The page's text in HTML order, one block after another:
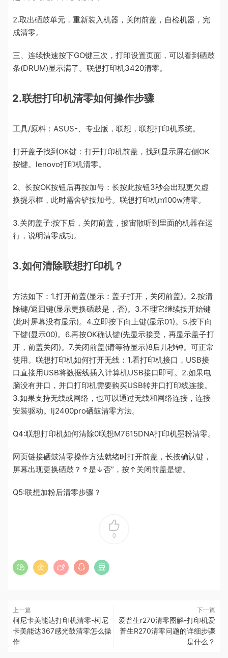
2.取出硒鼓单元，重新装入机器，关闭前盖，自检机器，完
成清零。
三、连续快速按下GO键三次，打印设置页面，可以看到硒鼓
条(DRUM)显示满了。联想打印机3420清零。
2.联想打印机清零如何操作步骤
工具/原料：ASUS-、专业版，联想，联想打印机系统。
打开盖子找到OK键：打开打印机前盖，找到显示屏右侧OK
按键。lenovo打印机清零。
2、长按OK按钮后再按加号：长按此按钮3秒会出现更欠虚
换提示框，此时需舍铲按加号。联想打印机m100w清零。
3.关闭盖子:按下后，关闭前盖，披宙散听到里面的机器在运
行，说明清零成功。
3.如何清除联想打印机？
方法如下：1.打开前盖(显示：盖子打开，关闭前盖)。2.按清
除键/返回键(显示更换硒鼓是，否)。3.不理它继续按开始键
(此时屏幕没有显示)。4.立即按下向上键(显示01)。5.按下向
下键(显示00)。6.再按OK确认键(先显示接受，再显示盖子打
开，前盖关闭)。7.关闭前盖(请等待显示)8后几秒钟。可正常
使用。联想打印机如何打开无线：1.看打印机接口，USB接
口直接用USB将数据线插入计算机USB接口即可。2.如果电
脑没有并口，并口打印机需要购买USB转并口打印线连接。
3.如果支持无线或网络，也可以通过无线和网络连接，连接
安装驱动。lj2400pro硒鼓清零方法。
Q4:联想打印机如何清除0联想M7615DNA打印机墨粉清零。
网页链接硒鼓清零操作方法就绪时打开前盖，长按确认键，
屏幕出现更换硒鼓？↑是↓否”，按↑关闭前盖是键。
Q5:联想加粉后清零步骤？
0
上一篇
柯尼卡美能达打印机清零-柯尼
卡美能达367感光鼓清零怎么操
作
下一篇
爱普生r270清零图解-打印机爱
普生R270清零问题的详细步骤
是什么？